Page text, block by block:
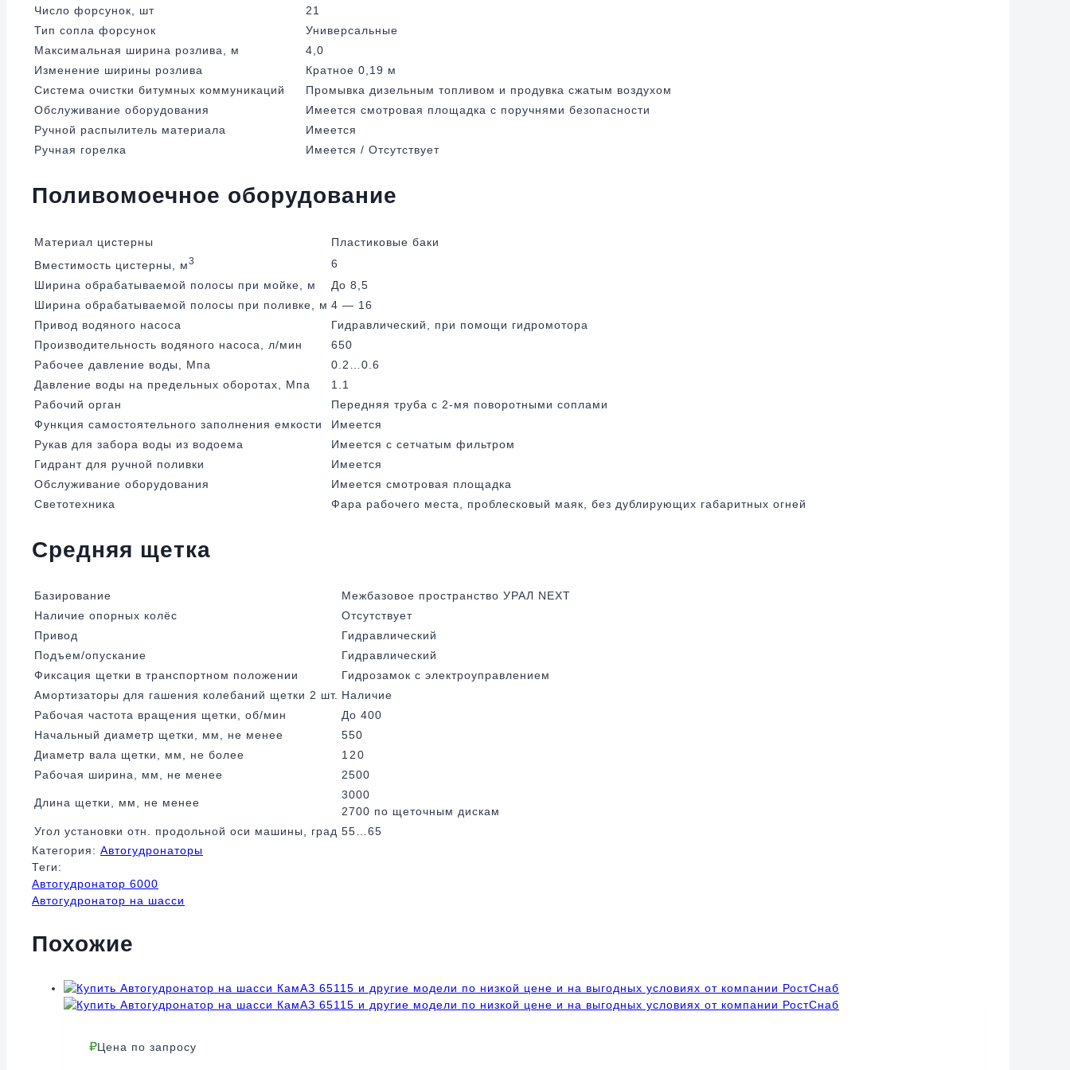
Число форсунок, шт
21
Тип сопла форсунок
Универсальные
Максимальная ширина розлива, м
4,0
Изменение ширины розлива
Кратное 0,19 м
Система очистки битумных коммуникаций
Промывка дизельным топливом и продувка сжатым воздухом
Обслуживание оборудования
Имеется смотровая площадка с поручнями безопасности
Ручной распылитель материала
Имеется
Ручная горелка
Имеется / Отсутствует
Поливомоечное оборудование
Материал цистерны
Пластиковые баки
Вместимость цистерны, м3
6
Ширина обрабатываемой полосы при мойке, м
До 8,5
Ширина обрабатываемой полосы при поливке, м 4 — 16
Привод водяного насоса
Гидравлический, при помощи гидромотора
Производительность водяного насоса, л/мин
650
Рабочее давление воды, Мпа
0.2…0.6
Давление воды на предельных оборотах, Мпа
1.1
Рабочий орган
Передняя труба с 2-мя поворотными соплами
Функция самостоятельного заполнения емкости
Имеется
Рукав для забора воды из водоема
Имеется с сетчатым фильтром
Гидрант для ручной поливки
Имеется
Обслуживание оборудования
Имеется смотровая площадка
Светотехника
Фара рабочего места, проблесковый маяк, без дублирующих габаритных огней
Средняя щетка
Базирование
Межбазовое пространство УРАЛ NEXT
Наличие опорных колёс
Отсутствует
Привод
Гидравлический
Подъем/опускание
Гидравлический
Фиксация щетки в транспортном положении
Гидрозамок с электроуправлением
Амортизаторы для гашения колебаний щетки 2 шт. Наличие
Рабочая частота вращения щетки, об/мин
До 400
Начальный диаметр щетки, мм, не менее
550
Диаметр вала щетки, мм, не более
120
Рабочая ширина, мм, не менее
2500
Длина щетки, мм, не менее
3000
2700 по щеточным дискам
Угол установки отн. продольной оси машины, град 55…65
Категория: Автогудронаторы
Теги:
Автогудронатор 6000
Автогудронатор на шасси
Похожие
Цена по запросу